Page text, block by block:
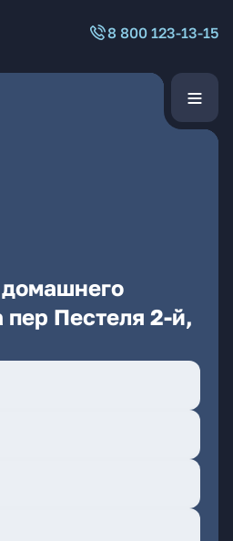
8 800 123-13-15
пер Пестеля 2-й,